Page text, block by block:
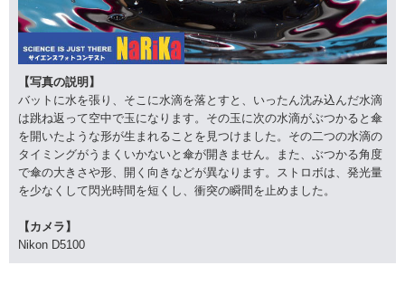
【写真の説明】
バットに水を張り、そこに水滴を落とすと、いったん沈み込んだ水滴
は跳ね返って空中で玉になります。その玉に次の水滴がぶつかると傘
を開いたような形が生まれることを見つけました。その二つの水滴の
タイミングがうまくいかないと傘が開きません。また、ぶつかる角度
で傘の大きさや形、開く向きなどが異なります。ストロボは、発光量
を少なくして閃光時間を短くし、衝突の瞬間を止めました。
【カメラ】
Nikon D5100